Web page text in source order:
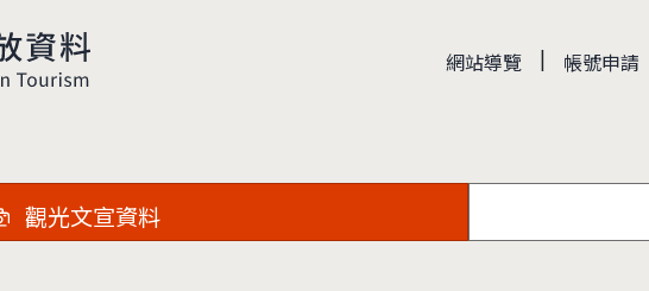
網站導覽 | 帳號申請
觀光文宣資料